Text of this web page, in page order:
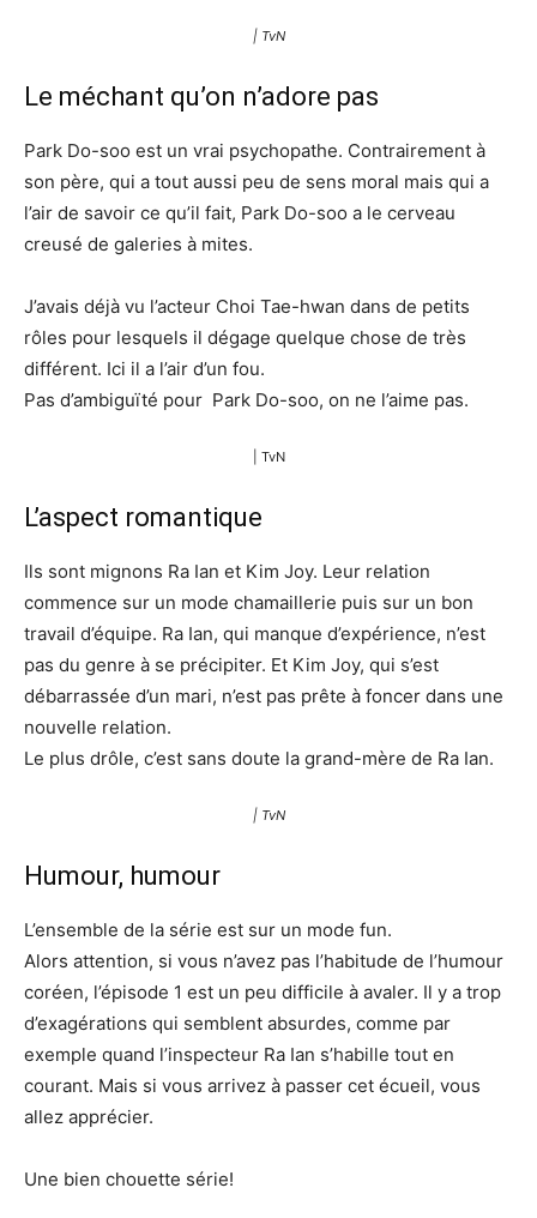
| TvN
Le méchant qu’on n’adore pas
Park Do-soo est un vrai psychopathe. Contrairement à
son père, qui a tout aussi peu de sens moral mais qui a
l’air de savoir ce qu’il fait, Park Do-soo a le cerveau
creusé de galeries à mites.
J’avais déjà vu l’acteur Choi Tae-hwan dans de petits
rôles pour lesquels il dégage quelque chose de très
différent. Ici il a l’air d’un fou.
Pas d’ambiguïté pour Park Do-soo, on ne l’aime pas.
| TvN
L’aspect romantique
Ils sont mignons Ra Ian et Kim Joy. Leur relation
commence sur un mode chamaillerie puis sur un bon
travail d’équipe. Ra Ian, qui manque d’expérience, n’est
pas du genre à se précipiter. Et Kim Joy, qui s’est
débarrassée d’un mari, n’est pas prête à foncer dans une
nouvelle relation.
Le plus drôle, c’est sans doute la grand-mère de Ra Ian.
| TvN
Humour, humour
L’ensemble de la série est sur un mode fun.
Alors attention, si vous n’avez pas l’habitude de l’humour
coréen, l’épisode 1 est un peu difficile à avaler. Il y a trop
d’exagérations qui semblent absurdes, comme par
exemple quand l’inspecteur Ra Ian s’habille tout en
courant. Mais si vous arrivez à passer cet écueil, vous
allez apprécier.
Une bien chouette série!